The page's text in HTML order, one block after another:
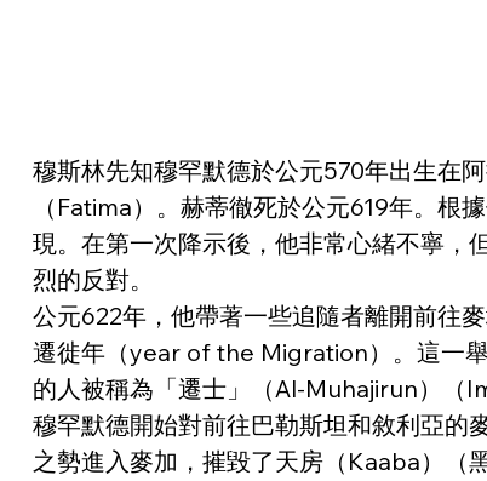
穆斯林先知穆罕默德於公元570年出生在
（Fatima）。赫蒂徹死於公元619年。
現。在第一次降示後，他非常心緒不寧，
烈的反對。
公元622年，他帶著一些追隨者離開前往
遷徙年（year of the Migration）。這一
的人被稱為「遷士」（Al-Muhajirun）（
穆罕默德開始對前往巴勒斯坦和敘利亞的
之勢進入麥加，摧毀了天房（Kaaba）（